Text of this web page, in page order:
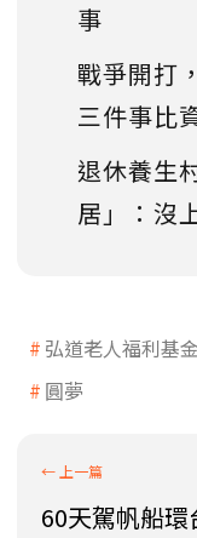
事
戰爭開打
三件事比
退休養生
居」：沒
弘道老人福利基
圓夢
60天駕帆船